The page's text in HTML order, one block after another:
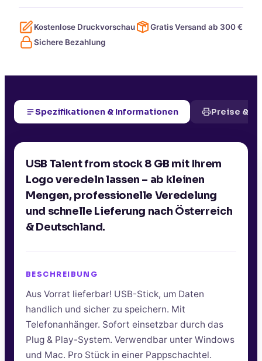
Kostenlose Druckvorschau Gratis Versand ab 300€
Sichere Bezahlung
Spezifikationen & Informationen Preise &
USB Talent from stock 8 GB mit Ihrem
Logo veredeln lassen – ab kleinen
Mengen, professionelle Veredelung
und schnelle Lieferung nach Österreich
& Deutschland.
BESCHREIBUNG
Aus Vorrat lieferbar! USB-Stick, um Daten
handlich und sicher zu speichern. Mit
Telefonanhänger. Sofort einsetzbar durch das
Plug & Play-System. Verwendbar unter Windows
und Mac. Pro Stück in einer Pappschachtel.